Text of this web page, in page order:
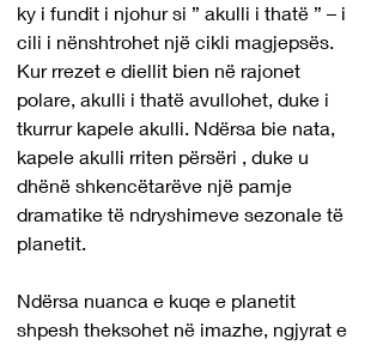
ky i fundit i njohur si ” akulli i thatë ” – i
cili i nënshtrohet një cikli magjepsës.
Kur rrezet e diellit bien në rajonet
polare, akulli i thatë avullohet, duke i
tkurrur kapele akulli. Ndërsa bie nata,
kapele akulli rriten përsëri , duke u
dhënë shkencëtarëve një pamje
dramatike të ndryshimeve sezonale të
planetit.
Ndërsa nuanca e kuqe e planetit
shpesh theksohet në imazhe, ngjyrat e